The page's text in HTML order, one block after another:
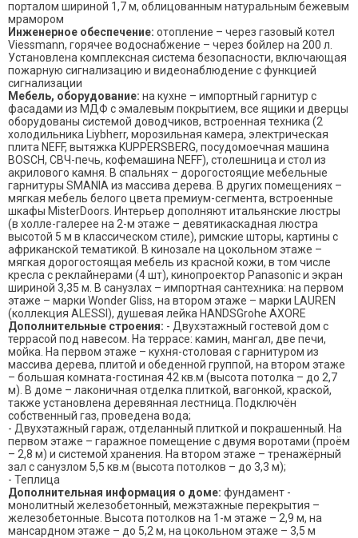
порталом шириной 1,7 м, облицованным натуральным бежевым
мрамором
Инженерное обеспечение: отопление – через газовый котел
Viessmann, горячее водоснабжение – через бойлер на 200 л.
Установлена комплексная система безопасности, включающая
пожарную сигнализацию и видеонаблюдение с функцией
сигнализации
Мебель, оборудование: на кухне – импортный гарнитур с
фасадами из МДФ с эмалевым покрытием, все ящики и дверцы
оборудованы системой доводчиков, встроенная техника (2
холодильника Liуbherr, морозильная камера, электрическая
плита NEFF, вытяжка KUPPERSBERG, посудомоечная машина
BOSCH, СВЧ-печь, кофемашина NEFF), столешница и стол из
акрилового камня. В спальнях – дорогостоящие мебельные
гарнитуры SMANIA из массива дерева. В других помещениях –
мягкая мебель белого цвета премиум-сегмента, встроенные
шкафы MisterDoors. Интерьер дополняют итальянские люстры
(в холле-галерее на 2-м этаже – девятикаскадная люстра
высотой 5 м в классическом стиле), римские шторы, картины с
африканской тематикой. В кинозале на цокольном этаже –
мягкая дорогостоящая мебель из красной кожи, в том числе
кресла с реклайнерами (4 шт), кинопроектор Panasonic и экран
шириной 3,35 м. В санузлах – импортная сантехника: на первом
этаже – марки Wonder Gliss, на втором этаже – марки LAUREN
(коллекция ALESSI), душевая лейка HANDSGrohe AXORE
Дополнительные строения: - Двухэтажный гостевой дом с
террасой под навесом. На террасе: камин, мангал, две печи,
мойка. На первом этаже – кухня-столовая с гарнитуром из
массива дерева, плитой и обеденной группой, на втором этаже
– большая комната-гостиная 42 кв.м (высота потолка – до 2,7
м). В доме – лаконичная отделка плиткой, вагонкой, краской,
также установлена деревянная лестница. Подключён
собственный газ, проведена вода;
- Двухэтажный гараж, отделанный плиткой и покрашенный. На
первом этаже – гаражное помещение с двумя воротами (проём
– 2,8 м) и системой хранения. На втором этаже – тренажёрный
зал с санузлом 5,5 кв.м (высота потолков – до 3,3 м);
- Теплица
Дополнительная информация о доме: фундамент -
монолитный железобетонный, межэтажные перекрытия –
железобетонные. Высота потолков на 1-м этаже – 2,9 м, на
мансардном этаже – до 5,2 м, на цокольном этаже – 3,5 м